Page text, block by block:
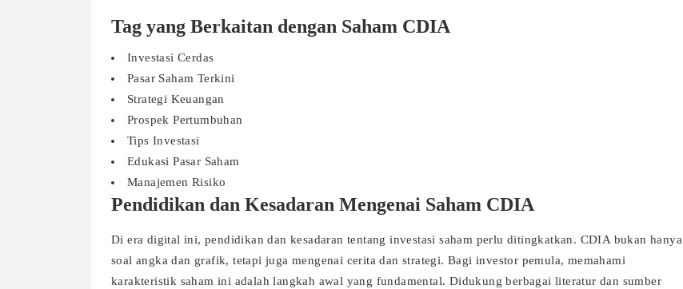
Tag yang Berkaitan dengan Saham CDIA
Investasi Cerdas
Pasar Saham Terkini
Strategi Keuangan
Prospek Pertumbuhan
Tips Investasi
Edukasi Pasar Saham
Manajemen Risiko
Pendidikan dan Kesadaran Mengenai Saham CDIA
Di era digital ini, pendidikan dan kesadaran tentang investasi saham perlu ditingkatkan. CDIA bukan hanya
soal angka dan grafik, tetapi juga mengenai cerita dan strategi. Bagi investor pemula, memahami
karakteristik saham ini adalah langkah awal yang fundamental. Didukung berbagai literatur dan sumber